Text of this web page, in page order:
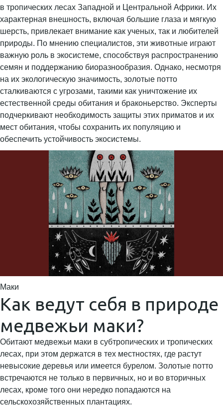
в тропических лесах Западной и Центральной Африки. Их
характерная внешность, включая большие глаза и мягкую
шерсть, привлекает внимание как ученых, так и любителей
природы. По мнению специалистов, эти животные играют
важную роль в экосистеме, способствуя распространению
семян и поддержанию биоразнообразия. Однако, несмотря
на их экологическую значимость, золотые потто
сталкиваются с угрозами, такими как уничтожение их
естественной среды обитания и браконьерство. Эксперты
подчеркивают необходимость защиты этих приматов и их
мест обитания, чтобы сохранить их популяцию и
обеспечить устойчивость экосистемы.
Маки
Как ведут себя в природе
медвежьи маки?
Обитают медвежьи маки в субтропических и тропических
лесах, при этом держатся в тех местностях, где растут
невысокие деревья или имеется бурелом. Золотые потто
встречаются не только в первичных, но и во вторичных
лесах, кроме того они нередко попадаются на
сельскохозяйственных плантациях.